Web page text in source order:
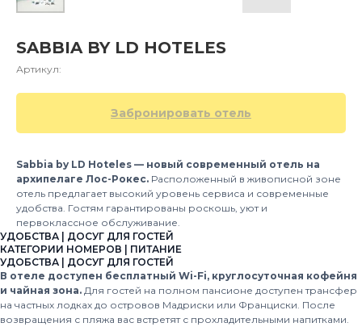
SABBIA BY LD HOTELES
Артикул:
Забронировать отель
Sabbia by LD Hoteles — новый современный отель на
архипелаге Лос-Рокес. Расположенный в живописной зоне
отель предлагает высокий уровень сервиса и современные
удобства. Гостям гарантированы роскошь, уют и
первоклассное обслуживание.
УДОБСТВА | ДОСУГ ДЛЯ ГОСТЕЙ
КАТЕГОРИИ НОМЕРОВ | ПИТАНИЕ
УДОБСТВА | ДОСУГ ДЛЯ ГОСТЕЙ
В отеле доступен бесплатный Wi-Fi, круглосуточная кофейня
и чайная зона. Для гостей на полном пансионе доступен трансфер
на частных лодках до островов Мадриски или Франциски. После
возвращения с пляжа вас встретят с прохладительными напитками.